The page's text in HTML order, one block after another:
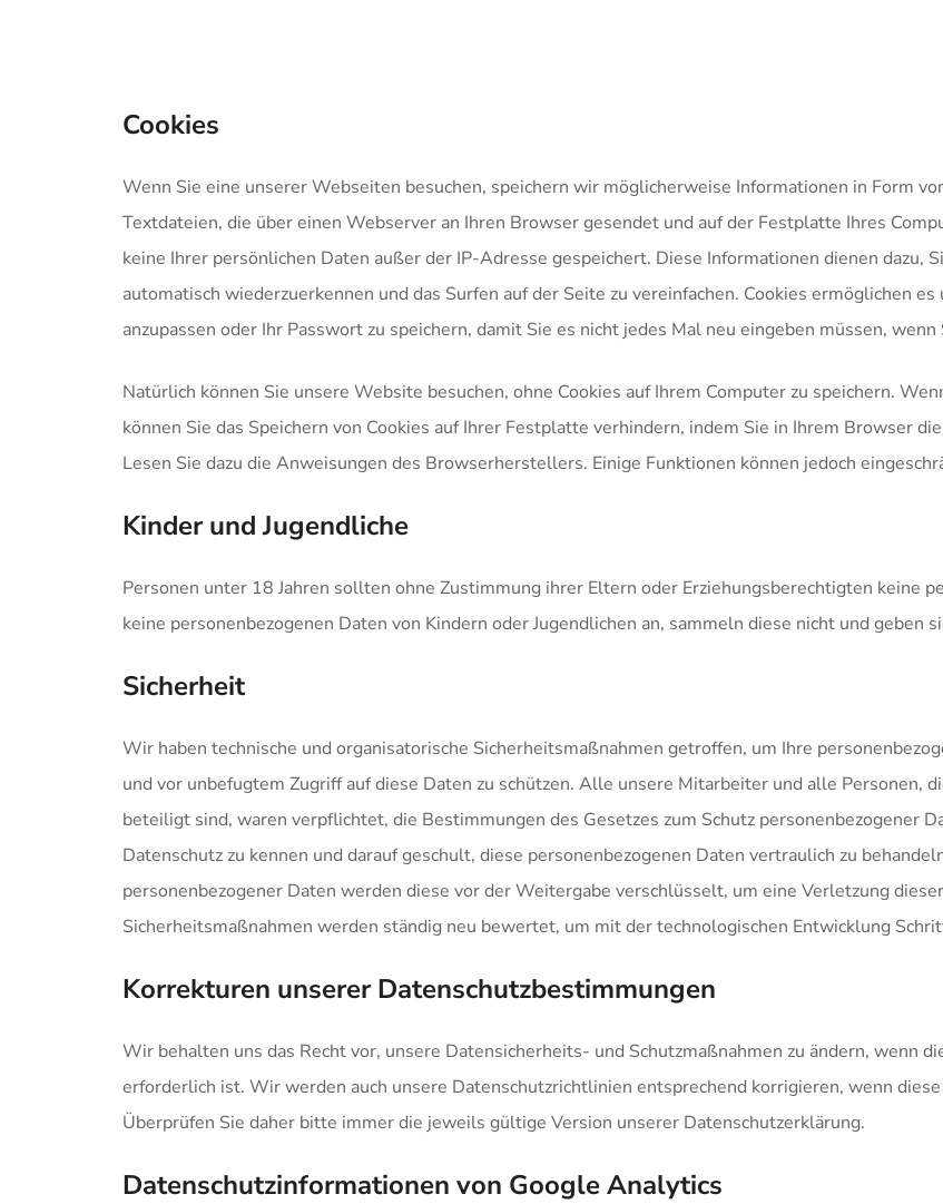
Cookies
Wenn Sie eine unserer Webseiten besuchen, speichern wir möglicherweise Informationen in Form
Textdateien, die über einen Webserver an Ihren Browser gesendet und auf der Festplatte Ihres
keine Ihrer persönlichen Daten außer der IP-Adresse gespeichert. Diese Informationen dienen dazu,
automatisch wiederzuerkennen und das Surfen auf der Seite zu vereinfachen. Cookies ermöglichen
anzupassen oder Ihr Passwort zu speichern, damit Sie es nicht jedes Mal neu eingeben müssen,
Natürlich können Sie unsere Website besuchen, ohne Cookies auf Ihrem Computer zu speichern.
können Sie das Speichern von Cookies auf Ihrer Festplatte verhindern, indem Sie in Ihrem Browser
Lesen Sie dazu die Anweisungen des Browserherstellers. Einige Funktionen können jedoch
Kinder und Jugendliche
Personen unter 18 Jahren sollten ohne Zustimmung ihrer Eltern oder Erziehungsberechtigten keine
keine personenbezogenen Daten von Kindern oder Jugendlichen an, sammeln diese nicht und geben
Sicherheit
Wir haben technische und organisatorische Sicherheitsmaßnahmen getroffen, um Ihre
und vor unbefugtem Zugriff auf diese Daten zu schützen. Alle unsere Mitarbeiter und alle Personen,
beteiligt sind, waren verpflichtet, die Bestimmungen des Gesetzes zum Schutz personenbezogener
Datenschutz zu kennen und darauf geschult, diese personenbezogenen Daten vertraulich zu
personenbezogener Daten werden diese vor der Weitergabe verschlüsselt, um eine Verletzung
Sicherheitsmaßnahmen werden ständig neu bewertet, um mit der technologischen Entwicklung
Korrekturen unserer Datenschutzbestimmungen
Wir behalten uns das Recht vor, unsere Datensicherheits- und Schutzmaßnahmen zu ändern, wenn
erforderlich ist. Wir werden auch unsere Datenschutzrichtlinien entsprechend korrigieren, wenn
Überprüfen Sie daher bitte immer die jeweils gültige Version unserer Datenschutzerklärung.
Datenschutzinformationen von Google Analytics